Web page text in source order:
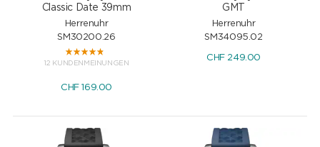
Classic Date 39mm
Herrenuhr
SM30200.26
12 KUNDENMEINUNGEN
CHF169.00
GMT
Herrenuhr
SM34095.02
CHF249.00